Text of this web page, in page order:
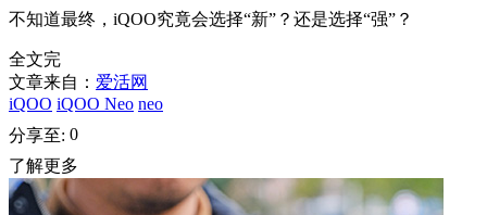
不知道最终，iQOO究竟会选择“新”？还是选择“强”？
全文完
文章来自： 爱活网
iQOO iQOO Neo neo
分享至: 0
了解更多